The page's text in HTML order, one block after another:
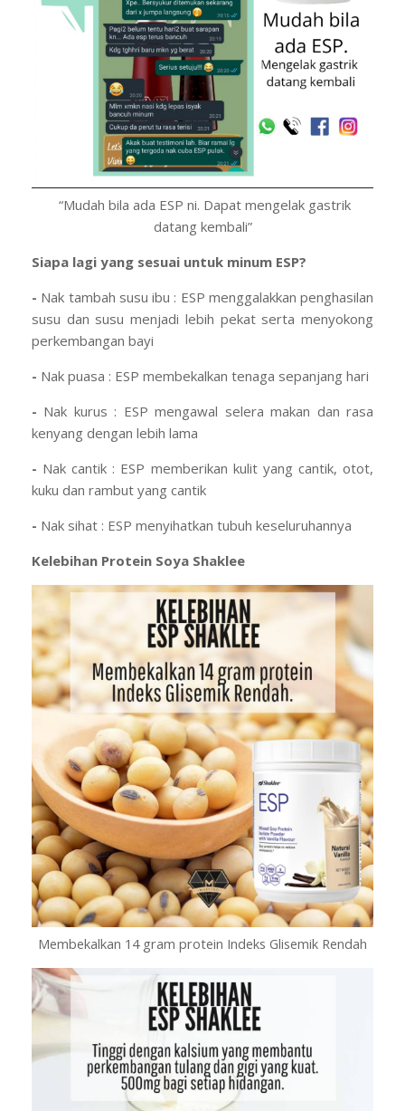
“Mudah bila ada ESP ni. Dapat mengelak gastrik
datang kembali”
Siapa lagi yang sesuai untuk minum ESP?
- Nak tambah susu ibu : ESP menggalakkan penghasilan
susu dan susu menjadi lebih pekat serta menyokong
perkembangan bayi
- Nak puasa : ESP membekalkan tenaga sepanjang hari
- Nak kurus : ESP mengawal selera makan dan rasa
kenyang dengan lebih lama
- Nak cantik : ESP memberikan kulit yang cantik, otot,
kuku dan rambut yang cantik
- Nak sihat : ESP menyihatkan tubuh keseluruhannya
Kelebihan Protein Soya Shaklee
Membekalkan 14 gram protein Indeks Glisemik Rendah